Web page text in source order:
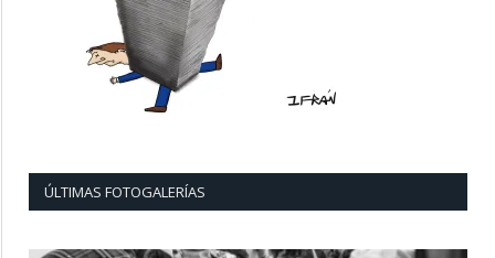
ÚLTIMAS FOTOGALERÍAS